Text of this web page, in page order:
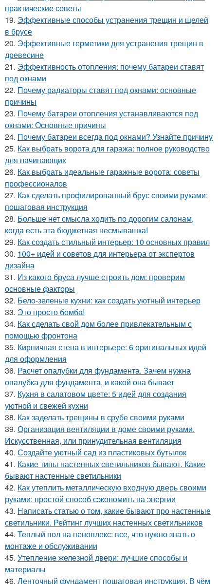
практические советы
19. Эффективные способы устранения трещин и щелей
в брусе
20. Эффективные герметики для устранения трещин в
древесине
21. Эффективность отопления: почему батареи ставят
под окнами
22. Почему радиаторы ставят под окнами: основные
причины
23. Почему батареи отопления устанавливаются под
окнами: Основные причины
24. Почему батареи всегда под окнами? Узнайте причину
25. Как выбрать ворота для гаража: полное руководство
для начинающих
26. Как выбрать идеальные гаражные ворота: советы
профессионалов
27. Как сделать профилированный брус своими руками:
пошаговая инструкция
28. Больше нет смысла ходить по дорогим салонам,
когда есть эта бюджетная несмывашка!
29. Как создать стильный интерьер: 10 основных правил
30. 100+ идей и советов для интерьера от экспертов
дизайна
31. Из какого бруса лучше строить дом: проверим
основные факторы
32. Бело-зеленые кухни: как создать уютный интерьер
33. Это просто бомба!
34. Как сделать свой дом более привлекательным с
помощью фронтона
35. Кирпичная стена в интерьере: 6 оригинальных идей
для оформления
36. Расчет опалубки для фундамента. Зачем нужна
опалубка для фундамента, и какой она бывает
37. Кухня в салатовом цвете: 5 идей для создания
уютной и свежей кухни
38. Как заделать трещины в срубе своими руками
39. Организация вентиляции в доме своими руками.
Искусственная, или принудительная вентиляция
40. Создайте уютный сад из пластиковых бутылок
41. Какие типы настенных светильников бывают. Какие
бывают настенные светильники
42. Как утеплить металлическую входную дверь своими
руками: простой способ сэкономить на энергии
43. Написать статью о том, какие бывают про настенные
светильники. Рейтинг лучших настенных светильников
44. Теплый пол на пеноплекс: все, что нужно знать о
монтаже и обслуживании
45. Утепление железной двери: лучшие способы и
материалы
46. Ленточный фундамент пошаговая инструкция. В чём